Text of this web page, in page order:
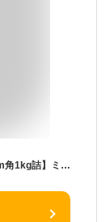
たこ タコ たこ焼き 【冷凍カットタコ ボイル約2cm角1kg詰】ミズタコ タコ焼き お刺身 タコヤキ たこ唐揚 ザンギ 冷凍品 お花見 お中元 お歳暮 ご贈答